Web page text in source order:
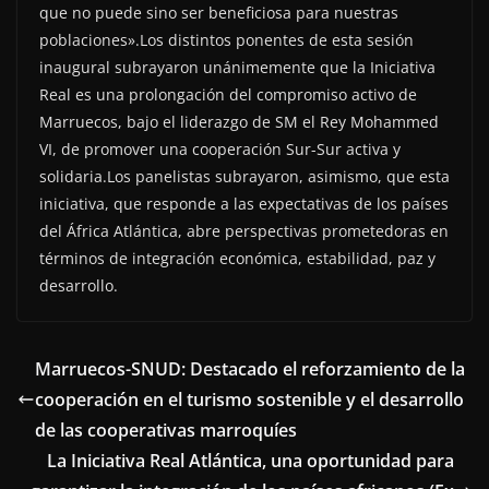
que no puede sino ser beneficiosa para nuestras
poblaciones».Los distintos ponentes de esta sesión
inaugural subrayaron unánimemente que la Iniciativa
Real es una prolongación del compromiso activo de
Marruecos, bajo el liderazgo de SM el Rey Mohammed
VI, de promover una cooperación Sur-Sur activa y
solidaria.Los panelistas subrayaron, asimismo, que esta
iniciativa, que responde a las expectativas de los países
del África Atlántica, abre perspectivas prometedoras en
términos de integración económica, estabilidad, paz y
desarrollo.
Marruecos-SNUD: Destacado el reforzamiento de la
cooperación en el turismo sostenible y el desarrollo
de las cooperativas marroquíes
La Iniciativa Real Atlántica, una oportunidad para